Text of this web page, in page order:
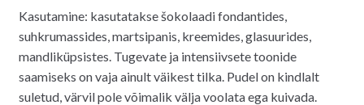
Kasutamine: kasutatakse šokolaadi fondantides,
suhkrumassides, martsipanis, kreemides, glasuurides,
mandliküpsistes. Tugevate ja intensiivsete toonide
saamiseks on vaja ainult väikest tilka. Pudel on kindlalt
suletud, värvil pole võimalik välja voolata ega kuivada.